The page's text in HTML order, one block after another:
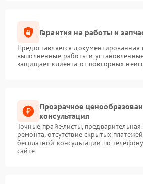
Гарантия на работы и
Предоставляется документированная
выполненные работы и
защищает клиента от повторных
Прозрачное
консультация
Точные прайс-листы,
ремонта, отсутствие скрытых
бесплатной консультации по
сайте